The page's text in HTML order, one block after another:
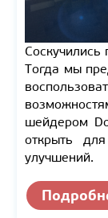
Тогда мы
шейдером
открыть
улучшений.